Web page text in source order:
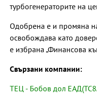
турбогенераторите на
Одобрена е и промяна
освобождава като
е избрана „Финансова
Свързани компании:
ТЕЦ - Бобов дол